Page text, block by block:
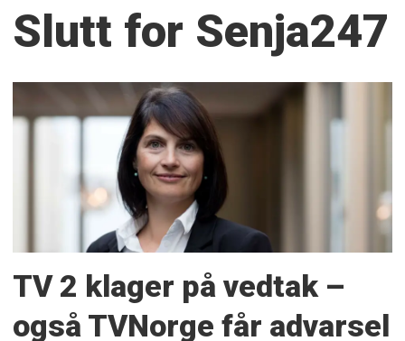
Slutt for Senja247
TV 2 klager på vedtak –
også TVNorge får advarsel